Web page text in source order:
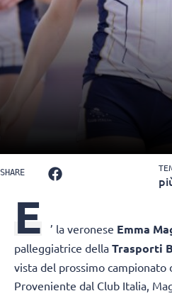
SHARE
E ’ la veronese Emma
palleggiatrice della Trasporti
vista del prossimo campionato
Proveniente dal Club Italia,